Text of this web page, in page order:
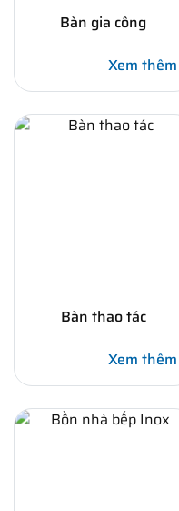
Bàn gia công
Xem thêm
Bàn thao tác
Xem thêm